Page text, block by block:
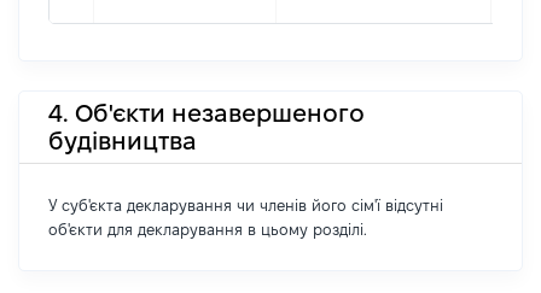
4. Об'єкти незавершеного
будівництва
У суб'єкта декларування чи членів його сім'ї відсутні
об'єкти для декларування в цьому розділі.